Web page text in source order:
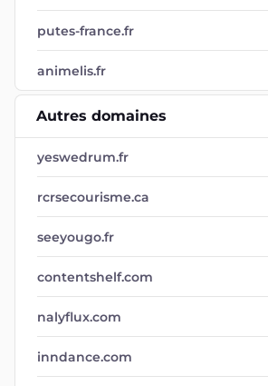
putes-france.fr
animelis.fr
Autres domaines
yeswedrum.fr
rcrsecourisme.ca
seeyougo.fr
contentshelf.com
nalyflux.com
inndance.com